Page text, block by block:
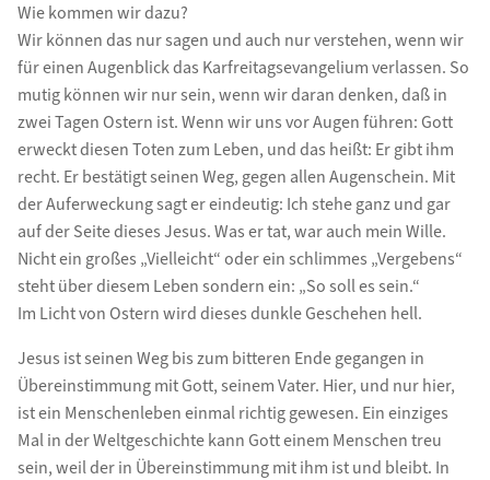
Wie kommen wir dazu?
Wir können das nur sagen und auch nur verstehen, wenn wir
für einen Augenblick das Karfreitagsevangelium verlassen. So
mutig können wir nur sein, wenn wir daran denken, daß in
zwei Tagen Ostern ist. Wenn wir uns vor Augen führen: Gott
erweckt diesen Toten zum Leben, und das heißt: Er gibt ihm
recht. Er bestätigt seinen Weg, gegen allen Augenschein. Mit
der Auferweckung sagt er eindeutig: Ich stehe ganz und gar
auf der Seite dieses Jesus. Was er tat, war auch mein Wille.
Nicht ein großes „Vielleicht“ oder ein schlimmes „Vergebens“
steht über diesem Leben sondern ein: „So soll es sein.“
Im Licht von Ostern wird dieses dunkle Geschehen hell.
Jesus ist seinen Weg bis zum bitteren Ende gegangen in
Übereinstimmung mit Gott, seinem Vater. Hier, und nur hier,
ist ein Menschenleben einmal richtig gewesen. Ein einziges
Mal in der Weltgeschichte kann Gott einem Menschen treu
sein, weil der in Übereinstimmung mit ihm ist und bleibt. In